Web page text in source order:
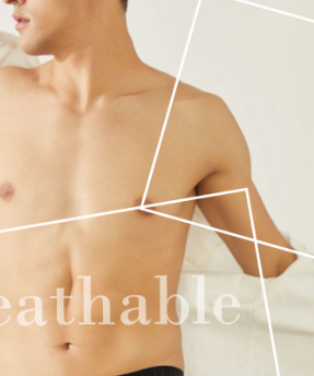
含以上)免運費
含以上)免運費
查看運費